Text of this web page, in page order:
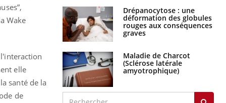
Wake
elle
santé de la
de
Drépanocytose : une
déformation des globules
rouges aux conséquences
graves
Maladie de Charcot
(Sclérose latérale
amyotrophique)